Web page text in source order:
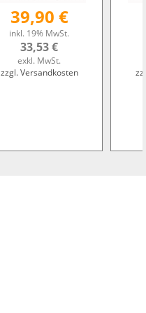
39,90 €
inkl. 19% MwSt.
33,53 €
exkl. MwSt.
zzgl. Versandkosten